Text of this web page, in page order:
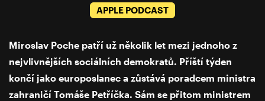
APPLE PODCAST
Miroslav Poche patří už několik let mezi jednoho z
nejvlivnějších sociálních demokratů. Příští týden
končí jako europoslanec a zůstává poradcem ministra
zahraničí Tomáše Petříčka. Sám se přitom ministrem